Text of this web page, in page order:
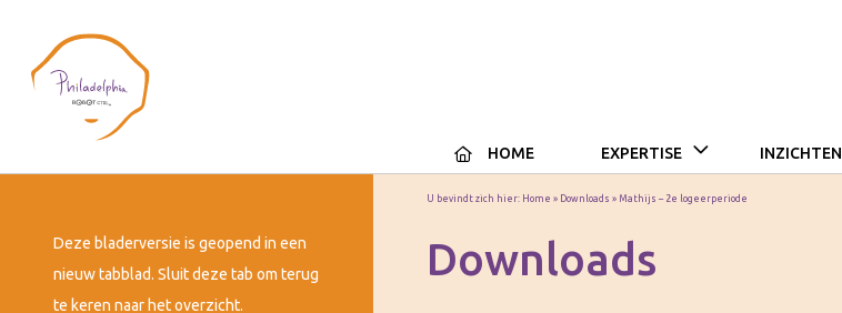
HOME EXPERTISE INZICHTEN
Deze bladerversie is geopend in een
nieuw tabblad. Sluit deze tab om terug
te keren naar het overzicht.
U bevindt zich hier: Home » Downloads » Mathijs – 2e logeerperiode
Downloads